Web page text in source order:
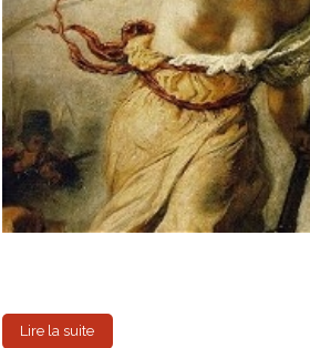
Lire la suite